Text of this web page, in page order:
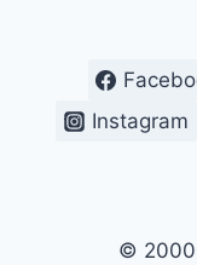
Instagram
©